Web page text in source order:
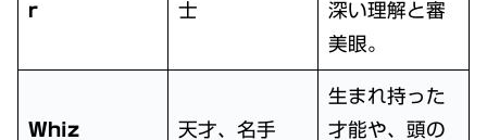
r
士
深い理解と審
美眼。
Whiz 天才、名手
生まれ持った
才能や、頭の